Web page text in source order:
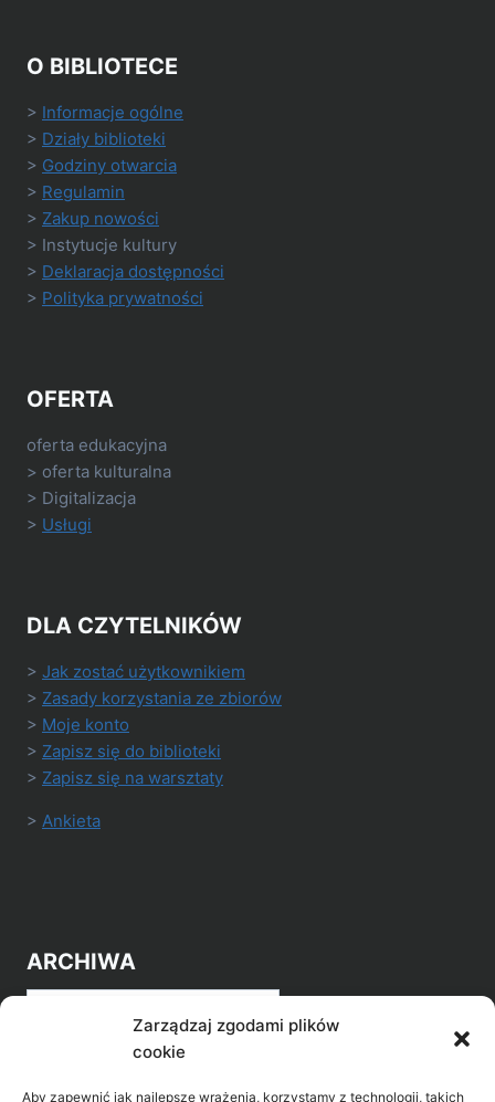
Zarządzaj zgodami plików
cookie
Aby zapewnić jak najlepsze wrażenia, korzystamy z technologii, takich
O BIBLIOTECE
> Informacje ogólne
> Działy biblioteki
> Godziny otwarcia
> Regulamin
> Zakup nowości
> Instytucje kultury
> Deklaracja dostępności
> Polityka prywatności
OFERTA
oferta edukacyjna
> oferta kulturalna
> Digitalizacja
> Usługi
DLA CZYTELNIKÓW
> Jak zostać użytkownikiem
> Zasady korzystania ze zbiorów
> Moje konto
> Zapisz się do biblioteki
> Zapisz się na warsztaty
> Ankieta
ARCHIWA
Archiwa